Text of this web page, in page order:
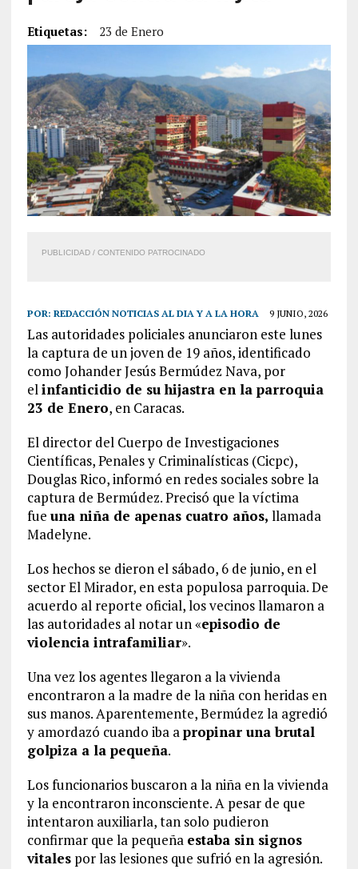
Etiquetas: 23 de Enero
PUBLICIDAD / CONTENIDO PATROCINADO
POR: REDACCIÓN NOTICIAS AL DIA Y A LA HORA 9 JUNIO, 2026
Las autoridades policiales anunciaron este lunes
la captura de un joven de 19 años, identificado
como Johander Jesús Bermúdez Nava, por
elinfanticidio de su hijastra en la parroquia
23 de Enero, en Caracas.
El director del Cuerpo de Investigaciones
Científicas, Penales y Criminalísticas (Cicpc),
Douglas Rico, informó en redes sociales sobre la
captura de Bermúdez. Precisó que la víctima
fue una niña de apenas cuatro años, llamada
Madelyne.
Los hechos se dieron el sábado, 6 de junio, en el
sector El Mirador, en esta populosa parroquia. De
acuerdo al reporte oficial, los vecinos llamaron a
las autoridades al notar un «episodio de
violencia intrafamiliar».
Una vez los agentes llegaron a la vivienda
encontraron a la madre de la niña con heridas en
sus manos. Aparentemente, Bermúdez la agredió
y amordazó cuando iba apropinar una brutal
golpiza a la pequeña.
Los funcionarios buscaron a la niña en la vivienda
y la encontraron inconsciente. A pesar de que
intentaron auxiliarla, tan solo pudieron
confirmar que la pequeña estaba sin signos
vitalespor las lesiones que sufrió en la agresión.